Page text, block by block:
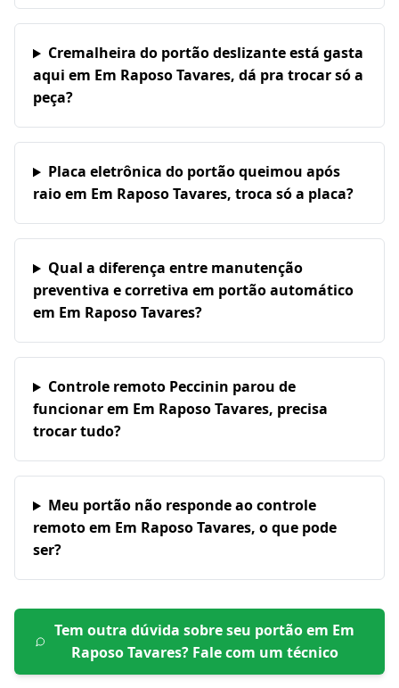
Cremalheira do portão deslizante está gasta
aqui em Em Raposo Tavares, dá pra trocar só a
peça?
Placa eletrônica do portão queimou após
raio em Em Raposo Tavares, troca só a placa?
Qual a diferença entre manutenção
preventiva e corretiva em portão automático
em Em Raposo Tavares?
Controle remoto Peccinin parou de
funcionar em Em Raposo Tavares, precisa
trocar tudo?
Meu portão não responde ao controle
remoto em Em Raposo Tavares, o que pode
ser?
Tem outra dúvida sobre seu portão em Em
Raposo Tavares? Fale com um técnico